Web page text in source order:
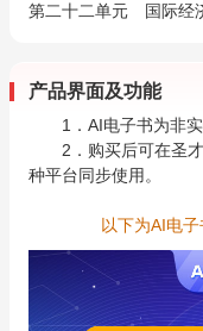
第二十二单元 国际经
产品界面及功能
1．AI电子书为非
2．购买后可在圣
种平台同步使用。
以下为AI电